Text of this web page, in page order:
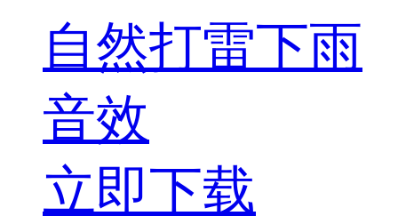
自然打雷下雨
音效
立即下载